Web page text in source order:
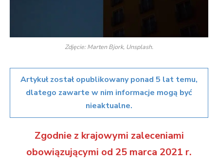
Zdjęcie: Marten Bjork, Unsplash.
Artykuł został opublikowany ponad 5 lat temu,
dlatego zawarte w nim informacje mogą być
nieaktualne.
Zgodnie z krajowymi zaleceniami
obowiązującymi od 25 marca 2021 r.